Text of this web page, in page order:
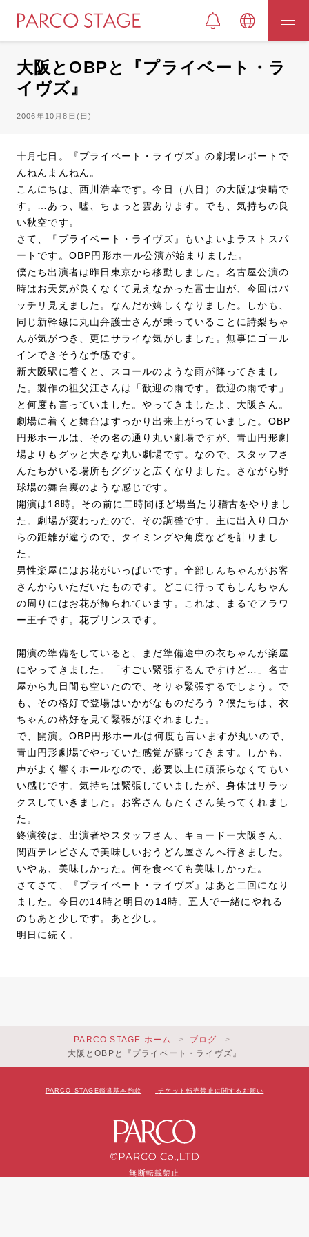
大阪とOBPと『プライベート・ラ
イヴズ』
2006年10月8日(日)
十月七日。『プライベート・ライヴズ』の劇場レポートで
んねんまんねん。
こんにちは、西川浩幸です。今日（八日）の大阪は快晴で
す。…あっ、嘘、ちょっと雲あります。でも、気持ちの良
い秋空です。
さて、『プライベート・ライヴズ』もいよいよラストスパ
ートです。OBP円形ホール公演が始まりました。
僕たち出演者は昨日東京から移動しました。名古屋公演の
時はお天気が良くなくて見えなかった富士山が、今回はバ
ッチリ見えました。なんだか嬉しくなりました。しかも、
同じ新幹線に丸山弁護士さんが乗っていることに詩梨ちゃ
んが気がつき、更にサライな気がしました。無事にゴール
インできそうな予感です。
新大阪駅に着くと、スコールのような雨が降ってきまし
た。製作の祖父江さんは「歓迎の雨です。歓迎の雨です」
と何度も言っていました。やってきましたよ、大阪さん。
劇場に着くと舞台はすっかり出来上がっていました。OBP
円形ホールは、その名の通り丸い劇場ですが、青山円形劇
場よりもグッと大きな丸い劇場です。なので、スタッフさ
んたちがいる場所もググッと広くなりました。さながら野
球場の舞台裏のような感じです。
開演は18時。その前に二時間ほど場当たり稽古をやりまし
た。劇場が変わったので、その調整です。主に出入り口か
らの距離が違うので、タイミングや角度などを計りまし
た。
男性楽屋にはお花がいっぱいです。全部しんちゃんがお客
さんからいただいたものです。どこに行ってもしんちゃん
の周りにはお花が飾られています。これは、まるでフラワ
ー王子です。花プリンスです。
開演の準備をしていると、まだ準備途中の衣ちゃんが楽屋
にやってきました。「すごい緊張するんですけど…」名古
屋から九日間も空いたので、そりゃ緊張するでしょう。で
も、その格好で登場はいかがなものだろう？僕たちは、衣
ちゃんの格好を見て緊張がほぐれました。
で、開演。OBP円形ホールは何度も言いますが丸いので、
青山円形劇場でやっていた感覚が蘇ってきます。しかも、
声がよく響くホールなので、必要以上に頑張らなくてもい
い感じです。気持ちは緊張していましたが、身体はリラッ
クスしていきました。お客さんもたくさん笑ってくれまし
た。
終演後は、出演者やスタッフさん、キョードー大阪さん、
関西テレビさんで美味しいおうどん屋さんへ行きました。
いやぁ、美味しかった。何を食べても美味しかった。
さてさて、『プライベート・ライヴズ』はあと二回になり
ました。今日の14時と明日の14時。五人で一緒にやれる
のもあと少しです。あと少し。
明日に続く。
PARCO STAGE ホーム
ブログ
大阪とOBPと『プライベート・ライヴズ』
PARCO STAGE鑑賞基本約款 チケット転売禁止に関するお願い
無断転載禁止